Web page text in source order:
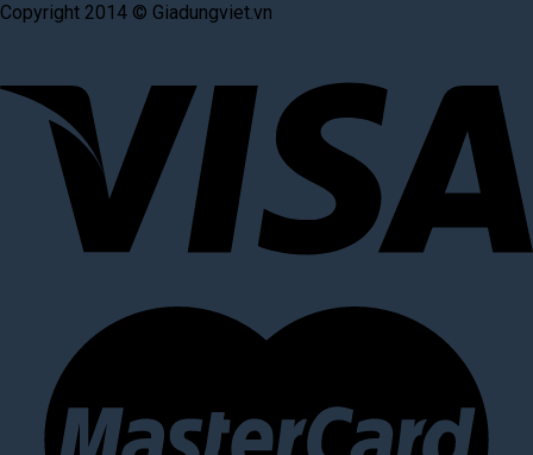
Copyright 2014 © Giadungviet.vn